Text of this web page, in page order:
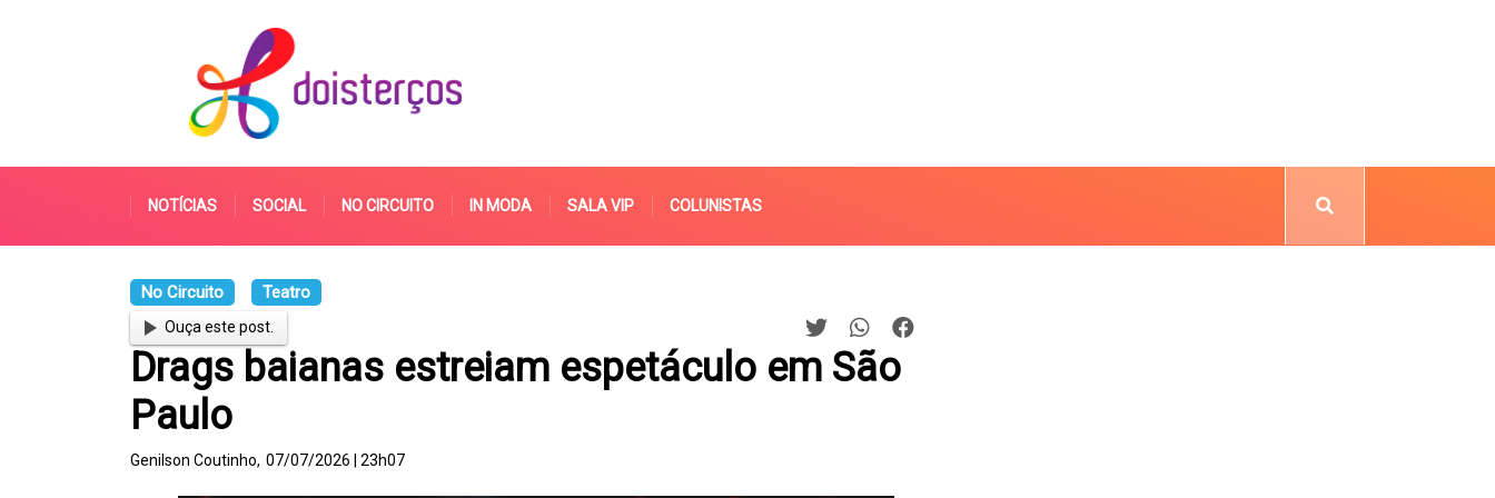
NOTÍCIAS SOCIAL NO CIRCUITO IN MODA SALA VIP COLUNISTAS
No Circuito Teatro
Ouça este post.
Drags baianas estreiam espetáculo em São
Paulo
Genilson Coutinho, 07/07/2026 | 23h07